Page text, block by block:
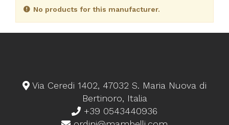
No products for this manufacturer.
Via Ceredi 1402, 47032 S. Maria Nuova di
Bertinoro, Italia
+39 0543440936